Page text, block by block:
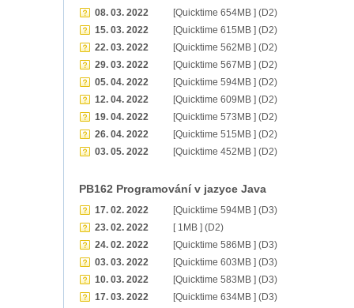
08. 03. 2022
[Quicktime 654MB ] (D2)
15. 03. 2022
[Quicktime 615MB ] (D2)
22. 03. 2022
[Quicktime 562MB ] (D2)
29. 03. 2022
[Quicktime 567MB ] (D2)
05. 04. 2022
[Quicktime 594MB ] (D2)
12. 04. 2022
[Quicktime 609MB ] (D2)
19. 04. 2022
[Quicktime 573MB ] (D2)
26. 04. 2022
[Quicktime 515MB ] (D2)
03. 05. 2022
[Quicktime 452MB ] (D2)
PB162 Programování v jazyce Java
17. 02. 2022
[Quicktime 594MB ] (D3)
23. 02. 2022
[ 1MB ] (D2)
24. 02. 2022
[Quicktime 586MB ] (D3)
03. 03. 2022
[Quicktime 603MB ] (D3)
10. 03. 2022
[Quicktime 583MB ] (D3)
17. 03. 2022
[Quicktime 634MB ] (D3)